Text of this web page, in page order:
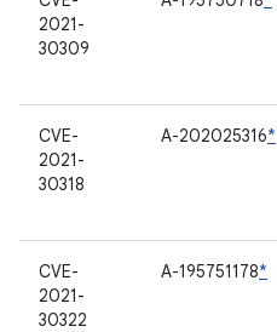
2021-
30309
CVE-
2021-
30318
A-202025316*
CVE-
2021-
30322
A-195751178*